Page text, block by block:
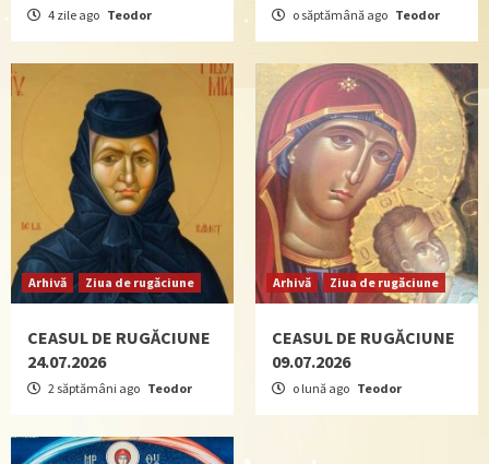
4 zile ago Teodor o săptămână ago Teodor
Arhivă Ziua de rugăciune
CEASUL DE RUGĂCIUNE
24.07.2026
2 săptămâni ago Teodor
Arhivă Ziua de rugăciune
CEASUL DE RUGĂCIUNE
09.07.2026
o lună ago Teodor